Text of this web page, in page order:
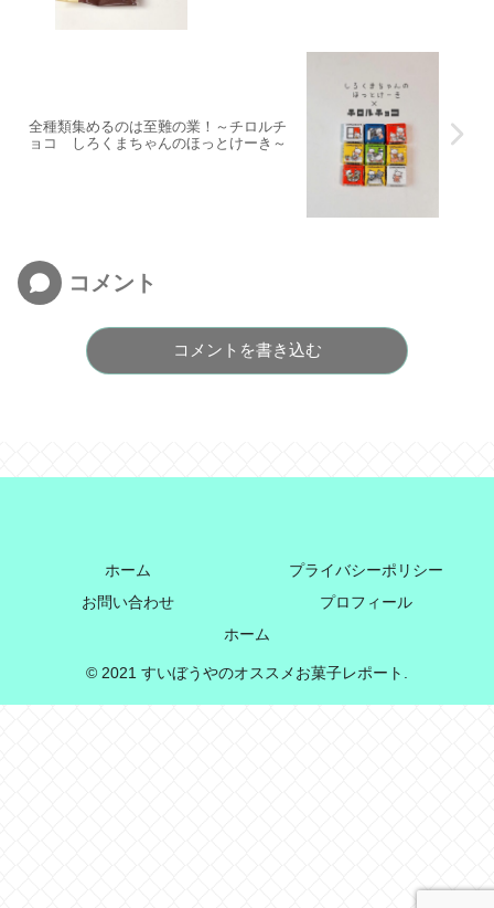
全種類集めるのは至難の業！～チロルチ
ョコ しろくまちゃんのほっとけーき～
コメント
コメントを書き込む
ホーム
プライバシーポリシー
お問い合わせ
プロフィール
ホーム
© 2021 すいぼうやのオススメお菓子レポート.